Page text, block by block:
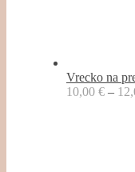
Vrecko na
10,00 € –